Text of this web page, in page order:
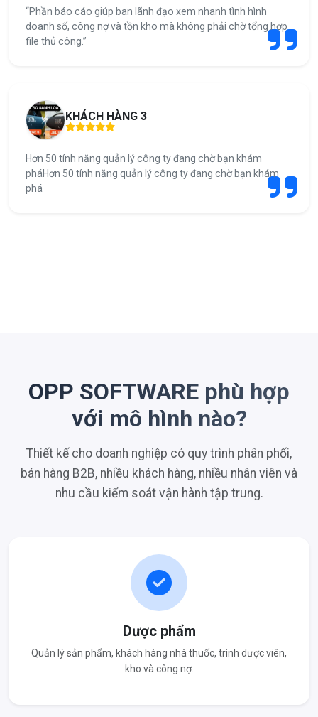
“Phần báo cáo giúp ban lãnh đạo xem nhanh tình hình
doanh số, công nợ và tồn kho mà không phải chờ tổng hợp
file thủ công.”
KHÁCH HÀNG 3
Hơn 50 tính năng quản lý công ty đang chờ bạn khám
pháHơn 50 tính năng quản lý công ty đang chờ bạn khám
phá
OPP SOFTWARE phù hợp
với mô hình nào?
Thiết kế cho doanh nghiệp có quy trình phân phối,
bán hàng B2B, nhiều khách hàng, nhiều nhân viên và
nhu cầu kiểm soát vận hành tập trung.
Dược phẩm
Quản lý sản phẩm, khách hàng nhà thuốc, trình dược viên,
kho và công nợ.